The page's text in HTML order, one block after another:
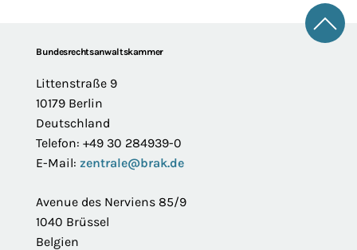
FooterBundesrechtsanwaltskammer
Littenstraße 9
10179 Berlin
Deutschland
Telefon: +49 30 284939-0
E-Mail: zentrale@brak.de
Avenue des Nerviens 85/9
1040 Brüssel
Belgien